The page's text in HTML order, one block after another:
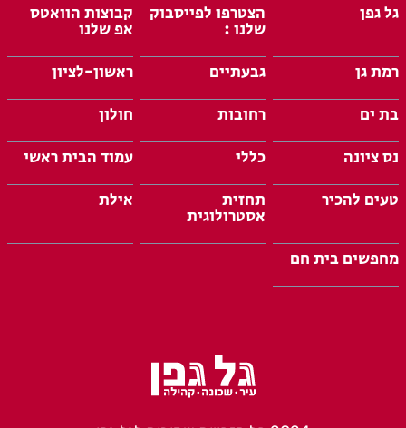
גל גפן הצטרפו לפייסבוק
שלנו :
קבוצות הוואטס
אפ שלנו
רמת גן
גבעתיים
ראשון-לציון
בת ים
רחובות
חולון
נס ציונה
כללי
עמוד הבית ראשי
טעים להכיר
תחזית
אסטרולוגית
אילת
מחפשים בית חם